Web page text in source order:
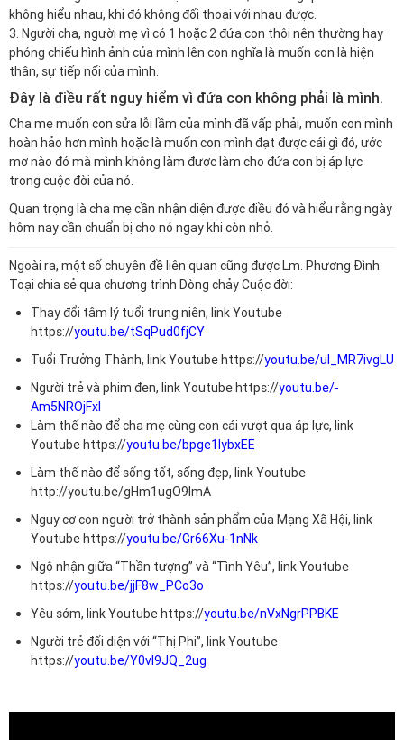
không hiểu nhau, khi đó không đối thoại với nhau được.
3. Người cha, người mẹ vì có 1 hoặc 2 đứa con thôi nên thường hay
phóng chiếu hình ảnh của mình lên con nghĩa là muốn con là hiện
thân, sự tiếp nối của mình.
Đây là điều rất nguy hiểm vì đứa con không phải là mình.
Cha mẹ muốn con sửa lỗi lầm của mình đã vấp phải, muốn con mình
hoàn hảo hơn mình hoặc là muốn con mình đạt được cái gì đó, ước
mơ nào đó mà mình không làm được làm cho đứa con bị áp lực
trong cuộc đời của nó.
Quan trọng là cha mẹ cần nhận diện được điều đó và hiểu rằng ngày
hôm nay cần chuẩn bị cho nó ngay khi còn nhỏ.
Ngoài ra, một số chuyên đề liên quan cũng được Lm. Phương Đình
Toại chia sẻ qua chương trình Dòng chảy Cuộc đời:
Thay đổi tâm lý tuổi trung niên, link Youtube
https://youtu.be/tSqPud0fjCY
Tuổi Trưởng Thành, link Youtube https://youtu.be/uI_MR7ivgLU
Người trẻ và phim đen, link Youtube https://youtu.be/-
Am5NROjFxI
Làm thế nào để cha mẹ cùng con cái vượt qua áp lực, link
Youtube https://youtu.be/bpge1IybxEE
Làm thế nào để sống tốt, sống đẹp, link Youtube
http://youtu.be/gHm1ugO9ImA
Nguy cơ con người trở thành sản phẩm của Mạng Xã Hội, link
Youtube https://youtu.be/Gr66Xu-1nNk
Ngộ nhận giữa “Thần tượng” và “Tình Yêu”, link Youtube
https://youtu.be/jjF8w_PCo3o
Yêu sớm, link Youtube https://youtu.be/nVxNgrPPBKE
Người trẻ đối diện với “Thị Phi”, link Youtube
https://youtu.be/Y0vI9JQ_2ug